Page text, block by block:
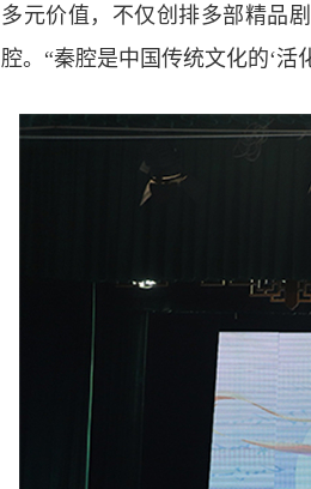
多元价值，不仅创排多部精品
腔。“秦腔是中国传统文化的‘